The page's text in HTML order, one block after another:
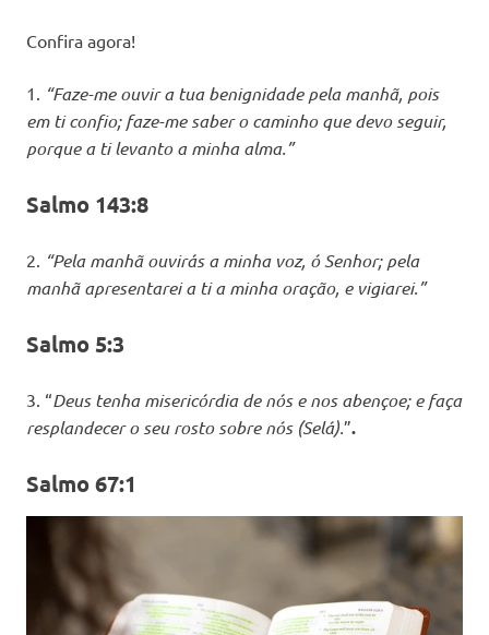
Confira agora!
1.
“Faze-me ouvir a tua benignidade pela manhã, pois
em ti confio; faze-me saber o caminho que devo seguir,
porque a ti levanto a minha alma.”
Salmo 143:8
2. “Pela manhã ouvirás a minha voz, ó Senhor; pela
manhã apresentarei a ti a minha oração, e vigiarei.”
Salmo 5:3
3. “Deus tenha misericórdia de nós e nos abençoe; e faça
resplandecer o seu rosto sobre nós (Selá).”.
Salmo 67:1